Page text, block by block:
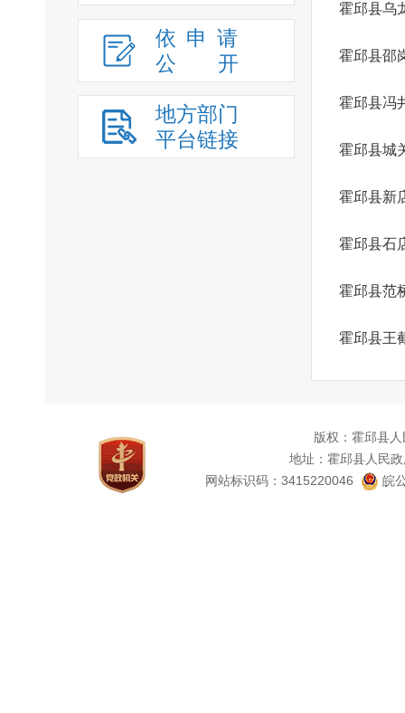
依申请
公
开
地方部门
平台链接
霍邱县乌
霍邱县邵
霍邱县冯
霍邱县城
霍邱县新
霍邱县石
霍邱县范
霍邱县王
版权：霍邱县
地址：霍邱县人民
网站标识码：3415220046
皖